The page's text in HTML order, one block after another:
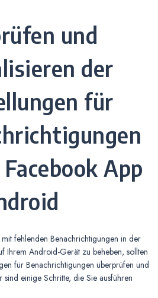
und
der
für
App
fehlenden Benachrichtigungen in der
Ihrem Android-Gerät zu beheben, sollten
für Benachrichtigungen überprüfen und
sind einige Schritte, die Sie ausführen